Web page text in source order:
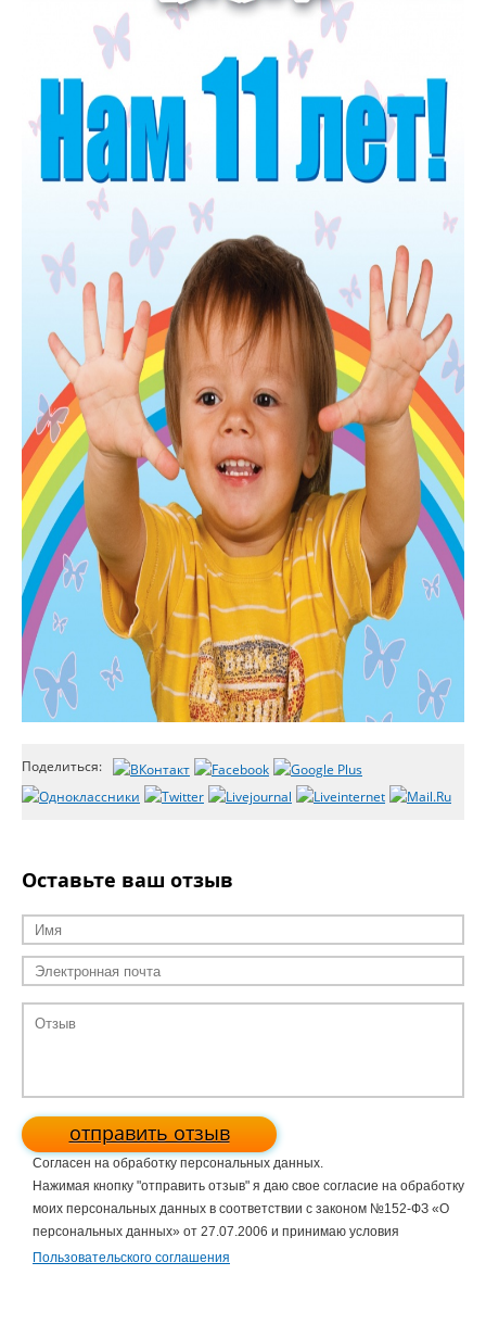
Поделиться:
Оставьте ваш отзыв
отправить отзыв
Согласен на обработку персональных данных.
Нажимая кнопку "отправить отзыв" я даю свое согласие на обработку
моих персональных данных в соответствии с законом №152-ФЗ «О
персональных данных» от 27.07.2006 и принимаю условия
Пользовательского соглашения